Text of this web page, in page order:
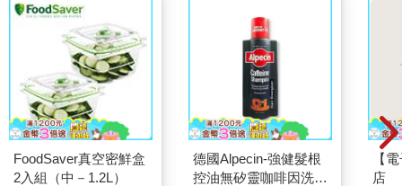
FoodSaver真空密鮮盒
2入組（中－1.2L）
德國Alpecin-強健髮根
控油無矽靈咖啡因洗髮
【
店